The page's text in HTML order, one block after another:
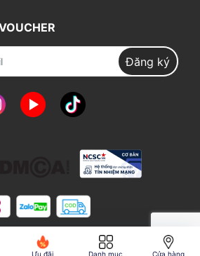
Đăng ký
Ưu đãi Danh mục Cửa hàng